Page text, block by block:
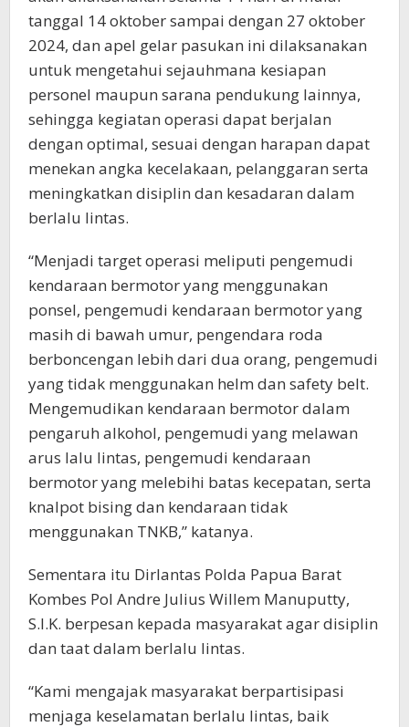
tanggal 14 oktober sampai dengan 27 oktober
2024, dan apel gelar pasukan ini dilaksanakan
untuk mengetahui sejauhmana kesiapan
personel maupun sarana pendukung lainnya,
sehingga kegiatan operasi dapat berjalan
dengan optimal, sesuai dengan harapan dapat
menekan angka kecelakaan, pelanggaran serta
meningkatkan disiplin dan kesadaran dalam
berlalu lintas.
“Menjadi target operasi meliputi pengemudi
kendaraan bermotor yang menggunakan
ponsel, pengemudi kendaraan bermotor yang
masih di bawah umur, pengendara roda
berboncengan lebih dari dua orang, pengemudi
yang tidak menggunakan helm dan safety belt.
Mengemudikan kendaraan bermotor dalam
pengaruh alkohol, pengemudi yang melawan
arus lalu lintas, pengemudi kendaraan
bermotor yang melebihi batas kecepatan, serta
knalpot bising dan kendaraan tidak
menggunakan TNKB,” katanya.
Sementara itu Dirlantas Polda Papua Barat
Kombes Pol Andre Julius Willem Manuputty,
S.I.K. berpesan kepada masyarakat agar disiplin
dan taat dalam berlalu lintas.
“Kami mengajak masyarakat berpartisipasi
menjaga keselamatan berlalu lintas, baik